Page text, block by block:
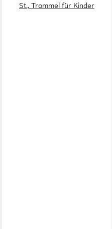
St., Trommel für Kinder